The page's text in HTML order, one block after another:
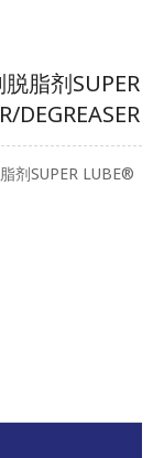
脂剂SUPER
DEGREASER
剂SUPER LUBE®